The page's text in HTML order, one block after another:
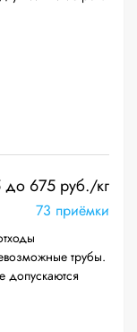
до 675 руб./кг
73 приёмки
трубы.